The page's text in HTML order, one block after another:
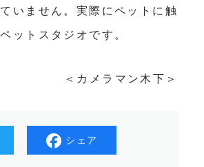
いません。実際にペットに触
ットスタジオです。
＜カメラマン木下＞
シェア